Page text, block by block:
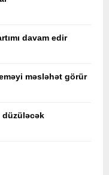
davam edir
məsləhət görür
düzüləcək